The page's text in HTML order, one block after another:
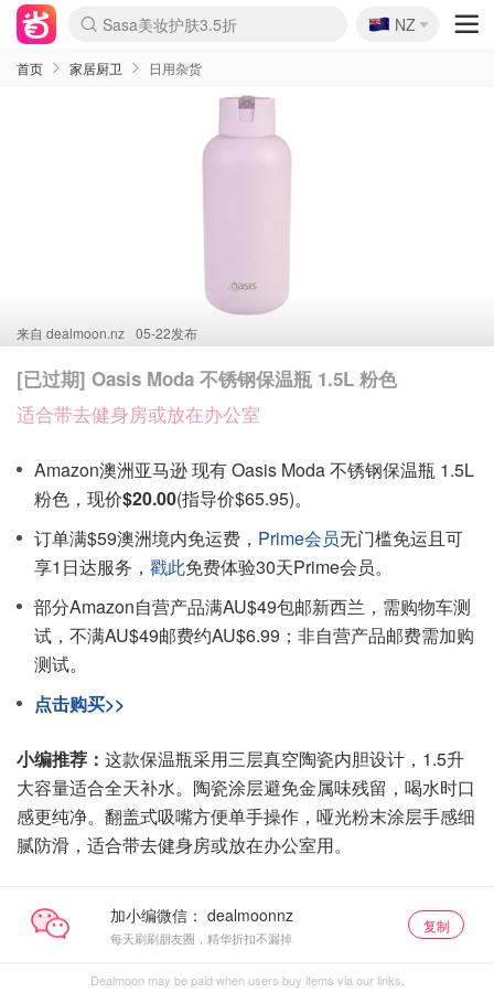
lululemon折扣上新
Sasa美妆护肤3.5折
SSENSE年中3折
FreshBeauty好价汇总
Cettire降价+叠9折
Farfetch折上8折
WWS Coles超市实拍
viagogo二手票捡漏
Myer超级周末1折
The Outnet奢牌1折起
David Jones 3折起
Flannels大牌1折
Perfumes Club护肤1折
AMIRO返校季6.2折
Oweek抽奖送Airpods
Amazon折扣汇总
eToro入金$200送$50
Amazon数码好物
ICONIC本周7.5折
ThedoubleF高奢地板价
Moose Knuckles 6折
丝芙兰5折起
EUFY官网3.7折起
Selenichast首饰2折
Trip机票酒店促销
YSL送5件彩妆礼
Amazon家居好物
BIGBANG巡演开票
David Jones时尚3折
Amazon美妆护肤
雅漾大喷$8
过敏原检测盒$33
伊索独家赠50ml沐浴露
科颜氏清仓3折
SEALIFE海洋馆门票6折
丝塔芙大白罐$16
订阅Newsletter送香薰
Cult Beauty 6.8折
Harrods圣诞日历2.3折
LN-CC奢牌私促3折
d'Alba空姐喷雾$16
EVE LOM套装逆天2折
Bernardelli独家4折
Adore Beauty 6折起
CT圣诞日历
Mytheresa奢品2.7折
Luxury Escapes 9折
Currentbody美容仪9折
MOON Garden Live
ALLSAINTS美衣3折
Roborock扫地机3.7折
Tingo Life水杯$24
Valentino官网5折
CR洗发护发6.3折
修丽可套装7.4折
Myer彩妆2件7折
GANNI官网4.5折
Stylevana韩妆4折
Tessabit高奢8.5折
🇳🇿
NZ
首页 家居厨卫 日用杂货
来自 dealmoon.nz 05-22发布
[已过期] Oasis Moda 不锈钢保温瓶 1.5L 粉色
适合带去健身房或放在办公室
Amazon澳洲亚马逊 现有 Oasis Moda 不锈钢保温瓶 1.5L
粉色，现价$20.00(指导价$65.95)。
订单满$59澳洲境内免运费， Prime会员无门槛免运且可
享1日达服务， 戳此免费体验30天Prime会员。
部分Amazon自营产品满AU$49包邮新西兰，需购物车测
试，不满AU$49邮费约AU$6.99；非自营产品邮费需加购
测试。
点击购买>>
小编推荐： 这款保温瓶采用三层真空陶瓷内胆设计，1.5升
大容量适合全天补水。陶瓷涂层避免金属味残留，喝水时口
感更纯净。翻盖式吸嘴方便单手操作，哑光粉末涂层手感细
腻防滑，适合带去健身房或放在办公室用。
加小编微信：
每天刷刷朋友圈，精华折扣不漏掉
复制
Dealmoon may be paid when users buy items via our links.